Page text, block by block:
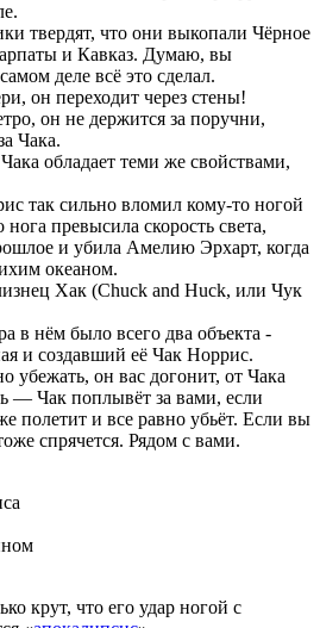
твердят, что они выкопали Чёрное
и Кавказ. Думаю, вы
деле всё это сделал.
он переходит через стены!
он не держится за поручни,
Чака.
обладает теми же свойствами,
так сильно вломил кому-то ногой
нога превысила скорость света,
и убила Амелию Эрхарт, когда
океаном.
Хак (Chuck and Huck, или Чук
в нём было всего два объекта -
и создавший её Чак Норрис.
убежать, он вас догонит, от Чака
— Чак поплывёт за вами, если
полетит и все равно убьёт. Если вы
спрячется. Рядом с вами.
крут, что его удар ногой с